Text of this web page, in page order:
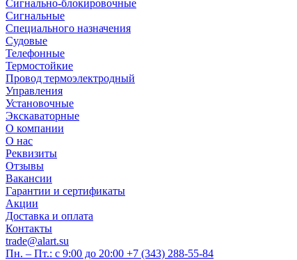
Сигнально-блокировочные
Сигнальные
Специального назначения
Судовые
Телефонные
Термостойкие
Провод термоэлектродный
Управления
Установочные
Экскаваторные
О компании
О нас
Реквизиты
Отзывы
Вакансии
Гарантии и сертификаты
Акции
Доставка и оплата
Контакты
trade@alart.su
Пн. – Пт.: с 9:00 до 20:00 +7 (343) 288-55-84